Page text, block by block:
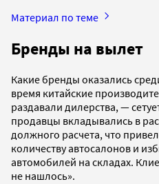
Материал по теме
Бренды на вылет
Какие бренды оказались
время китайские
раздавали дилерства, —
продавцы вкладывались в
должного расчета, что
количеству автосалонов и
автомобилей на складах.
не нашлось».